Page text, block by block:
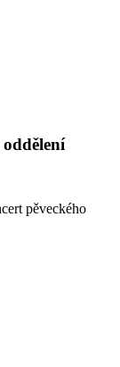
pěveckého